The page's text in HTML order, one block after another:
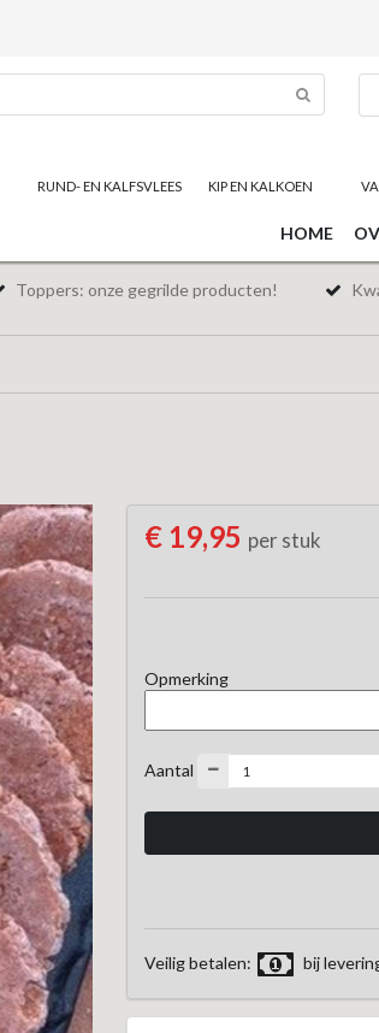
RUND- EN KALFSVLEES KIP EN KALKOEN
HOME
Toppers: onze gegrilde producten!
€ 19,95 per stuk
Opmerking
Aantal
Veilig betalen: bij